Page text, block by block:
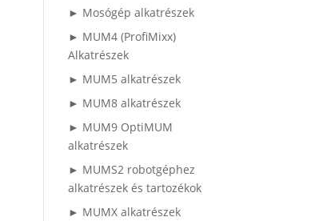
► Mosógép alkatrészek
► MUM4 (ProfiMixx)
Alkatrészek
► MUM5 alkatrészek
► MUM8 alkatrészek
► MUM9 OptiMUM
alkatrészek
► MUMS2 robotgéphez
alkatrészek és tartozékok
► MUMX alkatrészek